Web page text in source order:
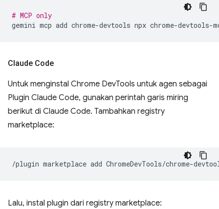
# MCP only
gemini mcp add chrome-devtools npx
Claude Code
Untuk menginstal Chrome DevTools untuk agen sebagai
Plugin Claude Code, gunakan perintah garis miring
berikut di Claude Code. Tambahkan registry
marketplace:
/plugin marketplace add
Lalu, instal plugin dari registry marketplace: